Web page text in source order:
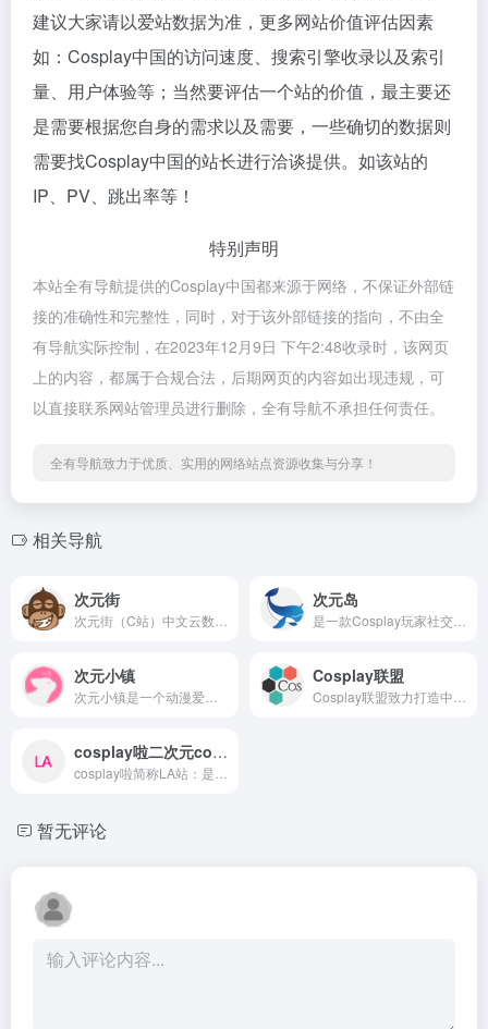
建议大家请以爱站数据为准，更多网站价值评估因素
如：Cosplay中国的访问速度、搜索引擎收录以及索引
量、用户体验等；当然要评估一个站的价值，最主要还
是需要根据您自身的需求以及需要，一些确切的数据则
需要找Cosplay中国的站长进行洽谈提供。如该站的
IP、PV、跳出率等！
特别声明
本站全有导航提供的Cosplay中国都来源于网络，不保证外部链
接的准确性和完整性，同时，对于该外部链接的指向，不由全
有导航实际控制，在2023年12月9日 下午2:48收录时，该网页
上的内容，都属于合规合法，后期网页的内容如出现违规，可
以直接联系网站管理员进行删除，全有导航不承担任何责任。
全有导航致力于优质、实用的网络站点资源收集与分享！
相关导航
次元街 次元岛
次元小镇 Cosplay联盟
cosplay啦二次元cosplay一站式网站
暂无评论